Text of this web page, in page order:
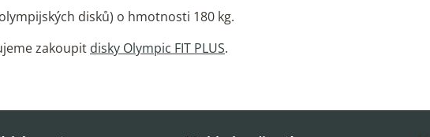
disků) o hmotnosti 180 kg.
zakoupit disky Olympic FIT PLUS.